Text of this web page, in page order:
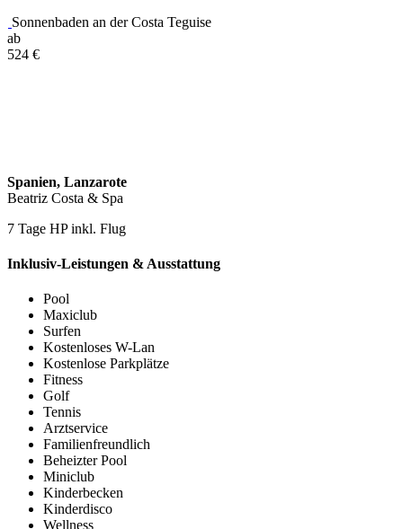
Sonnenbaden an der Costa Teguise
ab
524 €
Spanien, Lanzarote
Beatriz Costa & Spa
7 Tage HP inkl. Flug
Inklusiv-Leistungen & Ausstattung
Pool
Maxiclub
Surfen
Kostenloses W-Lan
Kostenlose Parkplätze
Fitness
Golf
Tennis
Arztservice
Familienfreundlich
Beheizter Pool
Miniclub
Kinderbecken
Kinderdisco
Wellness